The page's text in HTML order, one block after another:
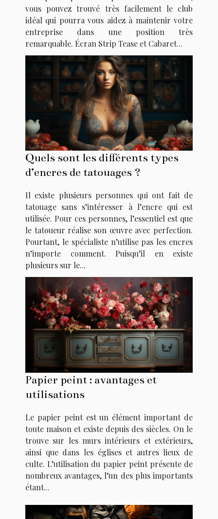
vous pouvez trouvé très facilement le club
idéal qui pourra vous aidez à maintenir votre
entreprise dans une position très
remarquable. Écran Strip Tease et Cabaret...
Quels sont les différents types
d’encres de tatouages ?
Il existe plusieurs personnes qui ont fait de
tatouage sans s’intéresser à l’encre qui est
utilisée. Pour ces personnes, l’essentiel est que
le tatoueur réalise son œuvre avec perfection.
Pourtant, le spécialiste n’utilise pas les encres
n’importe comment. Puisqu’il en existe
plusieurs sur le...
Papier peint : avantages et
utilisations
Le papier peint est un élément important de
toute maison et existe depuis des siècles. On le
trouve sur les murs intérieurs et extérieurs,
ainsi que dans les églises et autres lieux de
culte. L’utilisation du papier peint présente de
nombreux avantages, l’un des plus importants
étant...